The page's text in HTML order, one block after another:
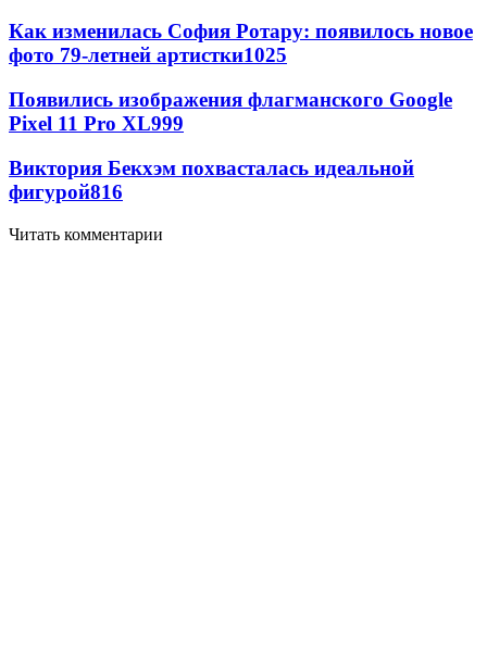
Как изменилась София Ротару: появилось новое
фото 79-летней артистки1025
Появились изображения флагманского Google
Pixel 11 Pro XL999
Виктория Бекхэм похвасталась идеальной
фигурой816
Читать комментарии